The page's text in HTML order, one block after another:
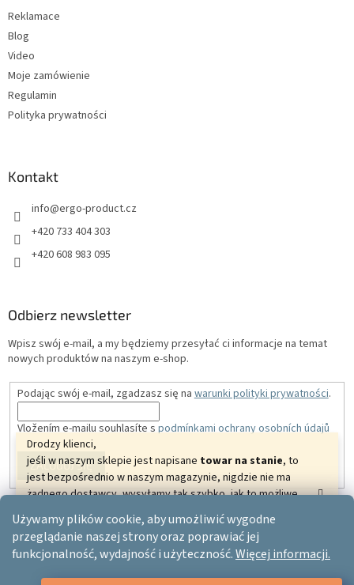
Używamy plików cookie, aby umożliwić wygodne
przeglądanie naszej strony oraz poprawiać jej
funkcjonalność, wydajność i użyteczność.Więcej informacji.
Drodzy klienci,
jeśli w naszym sklepie jest napisane towar na stanie, to
jest bezpośrednio w naszym magazynie, nigdzie nie ma
żadnego dostawcy, wysyłamy tak szybko, jak to możliwe.
Dziękujemy za zrozumienie i życzymy pięknych
relaksujących dni.
Twój ERGO-PRODUCT.CZ
Reklamace
Blog
Video
Moje zamówienie
Regulamin
Polityka prywatności
Kontakt
info@ergo-product.cz
+420 733 404 303
+420 608 983 095
Odbierz newsletter
Wpisz swój e-mail, a my będziemy przesyłać ci informacje na temat
nowych produktów na naszym e-shop.
Podając swój e-mail, zgadzasz się na warunki polityki prywatności.
Vložením e-mailu souhlasíte s podmínkami ochrany osobních údajů
ZALOGUJ SIĘ
Opracował Shoptet